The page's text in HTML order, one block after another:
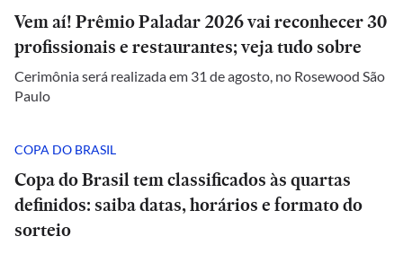
Vem aí! Prêmio Paladar 2026 vai reconhecer 30
profissionais e restaurantes; veja tudo sobre
Cerimônia será realizada em 31 de agosto, no Rosewood São
Paulo
COPA DO BRASIL
Copa do Brasil tem classificados às quartas
definidos: saiba datas, horários e formato do
sorteio